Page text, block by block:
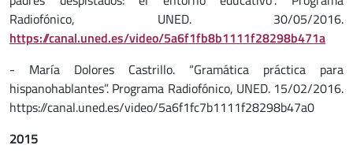
Radiofónico, UNED. 30/05/2016.
https://canal.uned.es/video/5a6f1fb8b1111f28298b471a
- María Dolores Castrillo. “Gramática práctica para
hispanohablantes”. Programa Radiofónico, UNED. 15/02/2016.
https://canal.uned.es/video/5a6f1fc7b1111f28298b47a0
2015